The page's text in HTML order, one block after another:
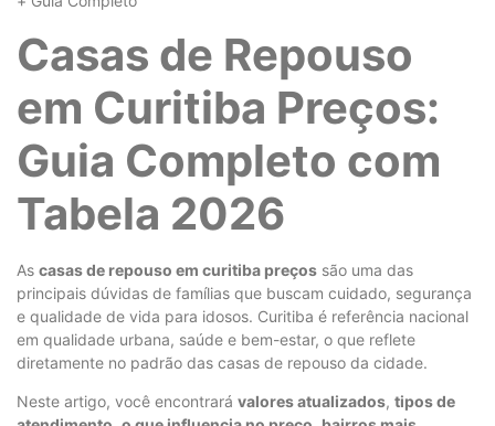
Casas de Repouso
em Curitiba Preços:
Guia Completo com
Tabela 2026
As casas de repouso em curitiba preços são uma das
principais dúvidas de famílias que buscam cuidado, segurança
e qualidade de vida para idosos. Curitiba é referência nacional
em qualidade urbana, saúde e bem-estar, o que reflete
diretamente no padrão das casas de repouso da cidade.
Neste artigo, você encontrará valores atualizados, tipos de